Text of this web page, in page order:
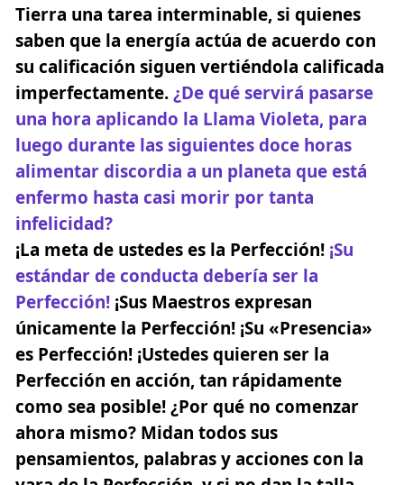
Tierra una tarea interminable, si quienes
saben que la energía actúa de acuerdo con
su calificación siguen vertiéndola calificada
imperfectamente.¿De qué servirá pasarse
una hora aplicando la Llama Violeta, para
luego durante las siguientes doce horas
alimentar discordia a un planeta que está
enfermo hasta casi morir por tanta
infelicidad?
¡La meta de ustedes es la Perfección! ¡Su
estándar de conducta debería ser la
Perfección! ¡Sus Maestros expresan
únicamente la Perfección! ¡Su «Presencia»
es Perfección! ¡Ustedes quieren ser la
Perfección en acción, tan rápidamente
como sea posible! ¿Por qué no comenzar
ahora mismo? Midan todos sus
pensamientos, palabras y acciones con la